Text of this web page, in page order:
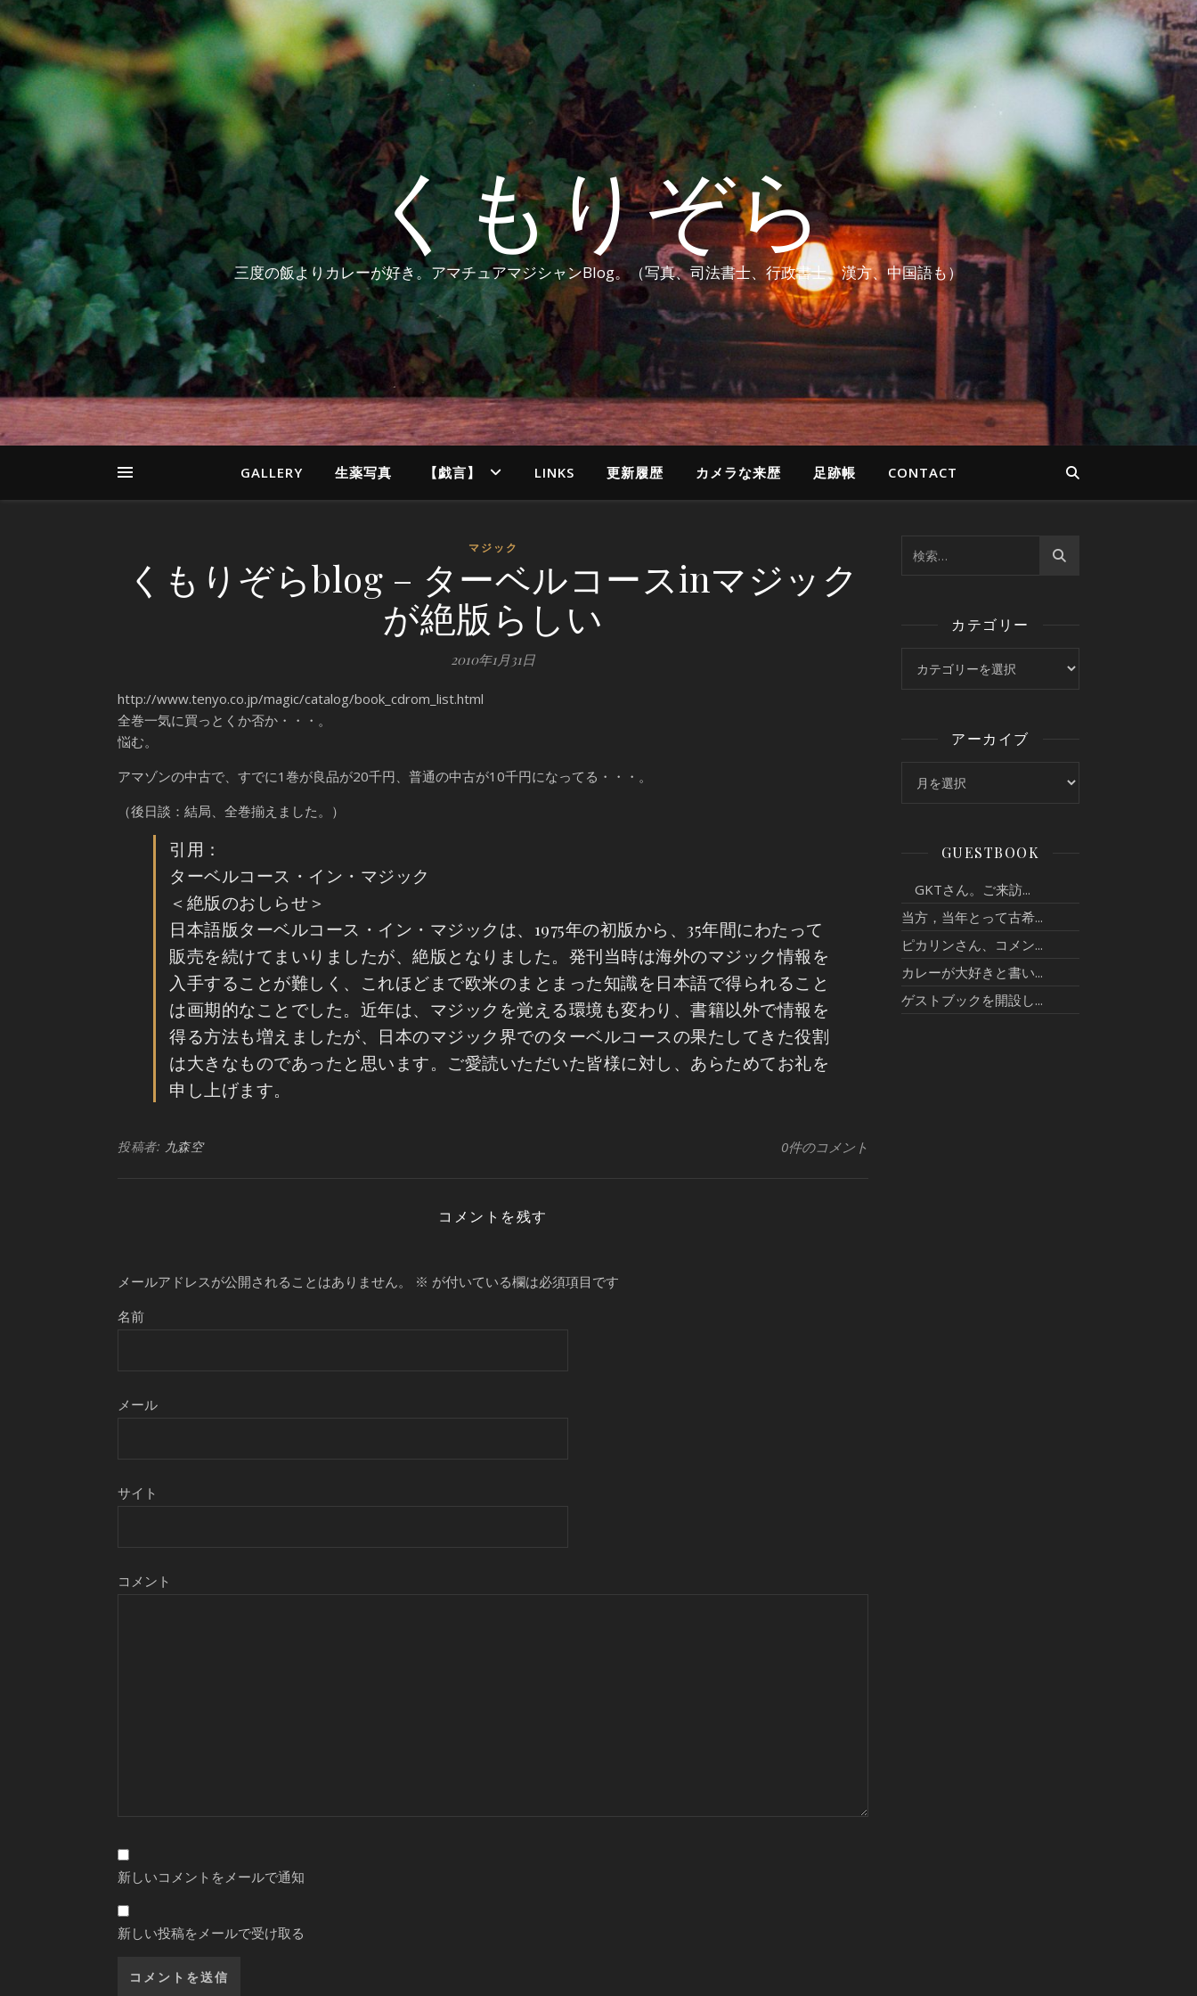
くもりぞら
三度の飯よりカレーが好き。アマチュアマジシャンBlog。（写真、司法書士、行政書士、漢方、中国語も）
GALLERY 生薬写真 【戯言】 LINKS 更新履歴 カメラな来歴 足跡帳 CONTACT
マジック
くもりぞらblog – ターベルコースinマジック
が絶版らしい
2010年1月31日
http://www.tenyo.co.jp/magic/catalog/book_cdrom_list.html
全巻一気に買っとくか否か・・・。
悩む。
アマゾンの中古で、すでに1巻が良品が20千円、普通の中古が10千円になってる・・・。
（後日談：結局、全巻揃えました。）
引用：
ターベルコース・イン・マジック
＜絶版のおしらせ＞
日本語版ターベルコース・イン・マジックは、1975年の初版から、35年間にわたって
販売を続けてまいりましたが、絶版となりました。発刊当時は海外のマジック情報を
入手することが難しく、これほどまで欧米のまとまった知識を日本語で得られること
は画期的なことでした。近年は、マジックを覚える環境も変わり、書籍以外で情報を
得る方法も増えましたが、日本のマジック界でのターベルコースの果たしてきた役割
は大きなものであったと思います。ご愛読いただいた皆様に対し、あらためてお礼を
申し上げます。
投稿者: 九森空 0件のコメント
コメントを残す
メールアドレスが公開されることはありません。 ※ が付いている欄は必須項目です
名前
メール
サイト
コメント
新しいコメントをメールで通知
新しい投稿をメールで受け取る
カテゴリー
アーカイブ
GUESTBOOK
GKTさん。ご来訪...
当方，当年とって古希...
ピカリンさん、コメン...
カレーが大好きと書い...
ゲストブックを開設し...